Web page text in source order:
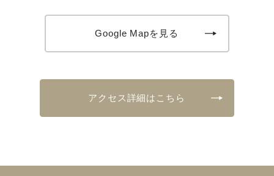
Google Mapを見る
アクセス詳細はこちら